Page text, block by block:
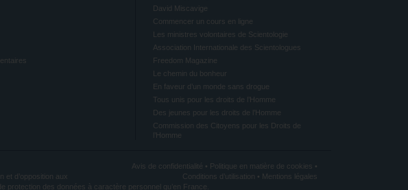
David Miscavige
Commencer un cours en ligne
Les ministres volontaires de Scientologie
Association Internationale des Scientologues
Freedom Magazine
Le chemin du bonheur
En faveur d’un monde sans drogue
Tous unis pour les droits de l’Homme
Des jeunes pour les droits de l’Homme
Commission des Citoyens pour les Droits de
l’Homme
Avis de confidentialité • Politique en matière de cookies •
Conditions d’utilisation
• Mentions légales
et d’opposition aux
des données à caractère personnel qu’en France.